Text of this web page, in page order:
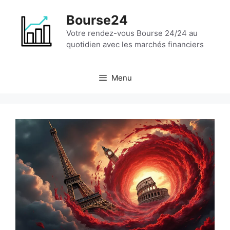
contenu
Bourse24
Votre rendez-vous Bourse 24/24 au
quotidien avec les marchés financiers
Menu